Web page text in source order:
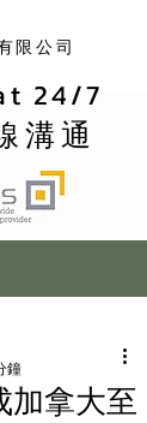
24/7
溝通
限公司
加拿大至
鐘